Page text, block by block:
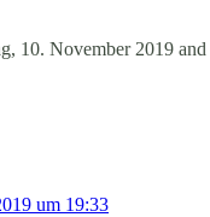
10. November 2019
um 19:33